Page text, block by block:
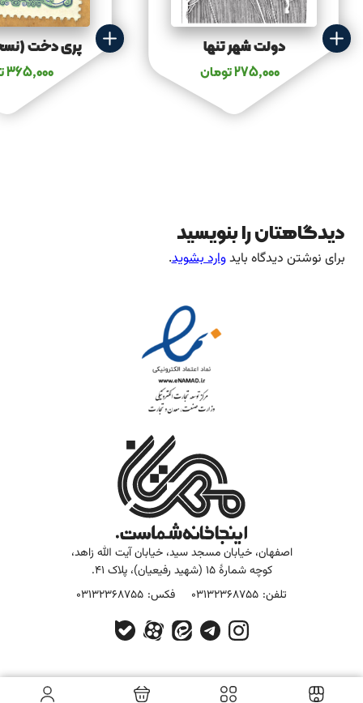
دولت شهر تنها
275,000تومان
پری دخت
365,000
دیدگاهتان را بنویسید
برای نوشتن دیدگاه بایدوارد بشوید.
اصفهان، خیابان مسجد سید، خیابان آیت الله زاهد،
کوچه شمارۀ 15 (شهید رفیعیان)، پلاک 41.
تلفن: 03132368755 فکس: 03132368755